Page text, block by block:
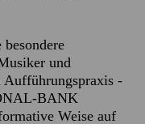
und
Aufführungspraxis -
BANK
Weise auf